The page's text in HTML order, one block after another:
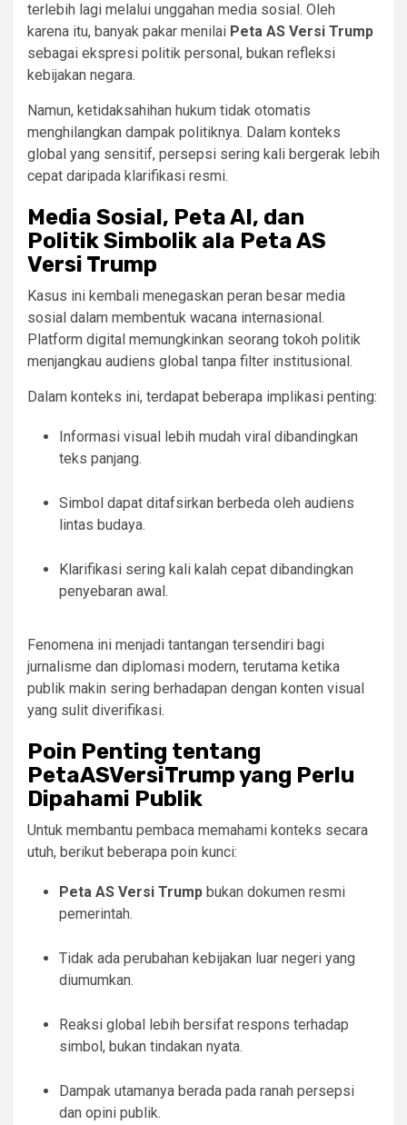
terlebih lagi melalui unggahan media sosial. Oleh
karena itu, banyak pakar menilai Peta AS Versi Trump
sebagai ekspresi politik personal, bukan refleksi
kebijakan negara.
Namun, ketidaksahihan hukum tidak otomatis
menghilangkan dampak politiknya. Dalam konteks
global yang sensitif, persepsi sering kali bergerak lebih
cepat daripada klarifikasi resmi.
Media Sosial, Peta AI, dan
Politik Simbolik ala Peta AS
Versi Trump
Kasus ini kembali menegaskan peran besar media
sosial dalam membentuk wacana internasional.
Platform digital memungkinkan seorang tokoh politik
menjangkau audiens global tanpa filter institusional.
Dalam konteks ini, terdapat beberapa implikasi penting:
Informasi visual lebih mudah viral dibandingkan
teks panjang.
Simbol dapat ditafsirkan berbeda oleh audiens
lintas budaya.
Klarifikasi sering kali kalah cepat dibandingkan
penyebaran awal.
Fenomena ini menjadi tantangan tersendiri bagi
jurnalisme dan diplomasi modern, terutama ketika
publik makin sering berhadapan dengan konten visual
yang sulit diverifikasi.
Poin Penting tentang
PetaASVersiTrump yang Perlu
Dipahami Publik
Untuk membantu pembaca memahami konteks secara
utuh, berikut beberapa poin kunci:
Peta AS Versi Trump bukan dokumen resmi
pemerintah.
Tidak ada perubahan kebijakan luar negeri yang
diumumkan.
Reaksi global lebih bersifat respons terhadap
simbol, bukan tindakan nyata.
Dampak utamanya berada pada ranah persepsi
dan opini publik.